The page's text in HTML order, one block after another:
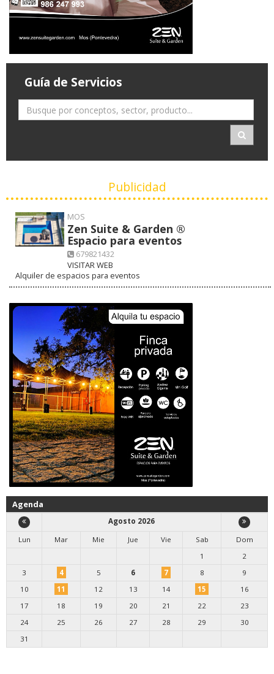
Guía de Servicios
Publicidad
MOS
Zen Suite & Garden ®
Espacio para eventos
679821432
VISITAR WEB
Alquiler de espacios para eventos
Agenda
Agosto 2026
Lun
Mar Mie Jue Vie Sab
Dom
1
2
3
4 5 6 7 8
9
10
11 12 13 14 15
16
17
18 19 20 21 22
23
24
25 26 27 28 29
30
31